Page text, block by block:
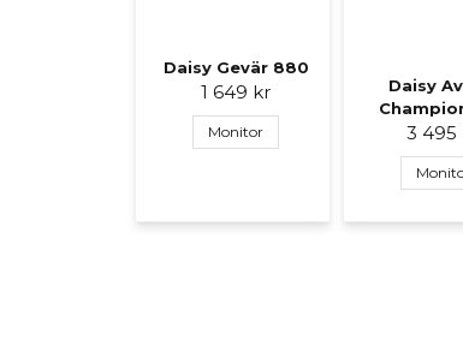
Daisy Gevär 880
1 649 kr
Monitor
Daisy
3 495